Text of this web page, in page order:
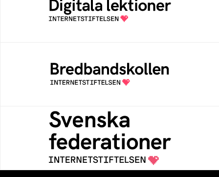
Öppen digital lärresurs med färdiga lektioner
för alla stadier i grundskolan
Bredbandskollen är ett oberoende
konsumentverktyg som drivs av
Internetstiftelsen
Svenska federationer
Grunden för medlemskap i en sektors- eller
kontextspecifik federation